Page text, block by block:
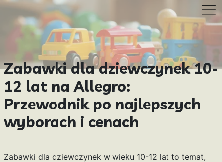
Zabawki dla dziewczynek 10-
12 lat na Allegro:
Przewodnik po najlepszych
wyborach i cenach
Zabawki dla dziewczynek w wieku 10-12 lat to temat,